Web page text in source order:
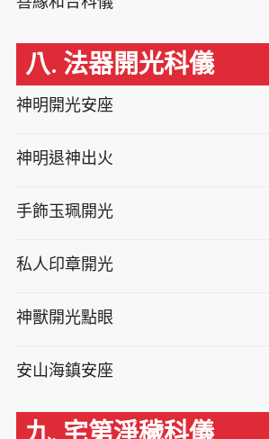
八. 法器開光科儀
神明開光安座
神明退神出火
手飾玉珮開光
私人印章開光
神獸開光點眼
安山海鎮安座